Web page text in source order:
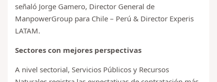
señaló Jorge Gamero, Director General de
ManpowerGroup para Chile – Perú & Director Experis
LATAM.
Sectores con mejores perspectivas
A nivel sectorial, Servicios Públicos y Recursos